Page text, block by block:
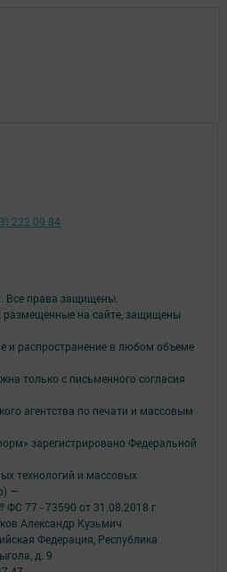
Все права защищены.
на сайте, защищены
и распространение в любом объеме
только с письменного согласия
агентства по печати и массовым
зарегистрировано Федеральной
технологий и массовых
—
77 - 73590 от 31.08.2018 г
Александр Кузьмич
Федерация, Республика
д. 9
222 09 84